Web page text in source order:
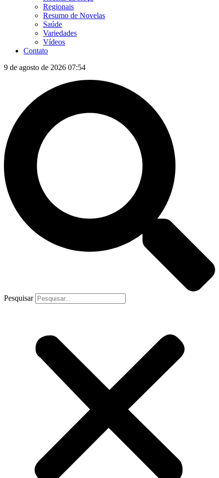
Regionais
Resumo de Novelas
Saúde
Variedades
Vídeos
Contato
9 de agosto de 2026 07:54
Pesquisar